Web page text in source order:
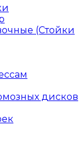
(Стойки
дисков